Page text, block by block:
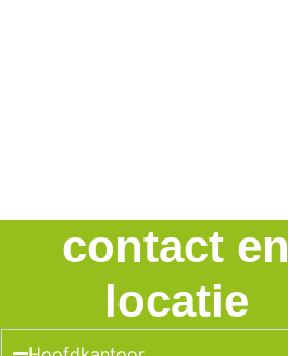
contact en
locatie